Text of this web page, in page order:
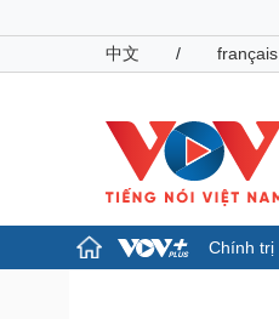
中文
/ français
Chính trị